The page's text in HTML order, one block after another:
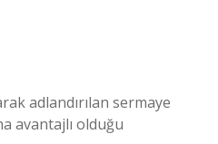
adlandırılan sermaye
avantajlı olduğu